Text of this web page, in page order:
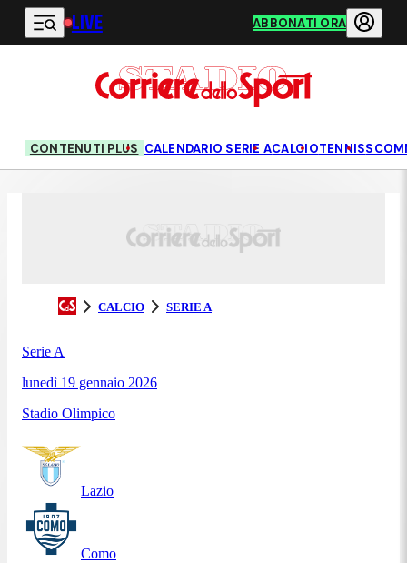
Vai al contenuto principale
LIVE ABBONATI ORA
CONTENUTI PLUS CALENDARIO SERIE ACALCIOTENNIS
CALCIO SERIE A
Serie A
lunedì 19 gennaio 2026
Stadio Olimpico
Lazio
Como